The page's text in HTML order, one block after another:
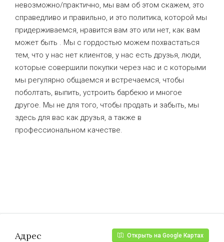
невозможно/практично, мы вам об этом скажем, это
справедливо и правильно, и это политика, которой мы
придерживаемся, нравится вам это или нет, как вам
может быть . Мы с гордостью можем похвастаться
тем, что у нас нет клиентов, у нас есть друзья, люди,
которые совершили покупки через нас и с которыми
мы регулярно общаемся и встречаемся, чтобы
поболтать, выпить, устроить барбекю и многое
другое. Мы не для того, чтобы продать и забыть, мы
здесь для вас как друзья, а также в
профессиональном качестве.
Адрес Открыть на Google Картах